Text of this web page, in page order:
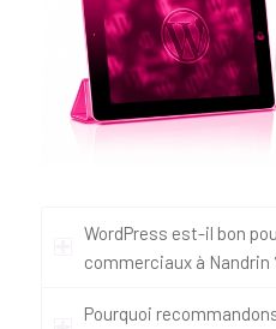
WordPress est-il bon
commerciaux à Nandrin
Pourquoi